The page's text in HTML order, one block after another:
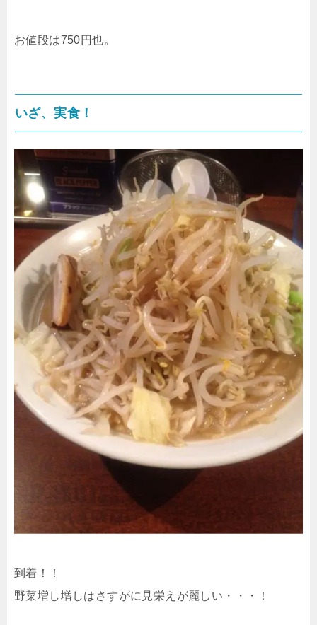
お値段は750円也。
いざ、実食！
到着！！
野菜増し増しはさすがに見栄えが麗しい・・・！